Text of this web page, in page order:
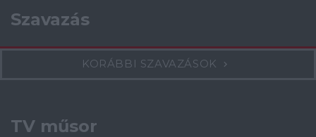
Szavazás
KORÁBBI SZAVAZÁSOK
TV műsor